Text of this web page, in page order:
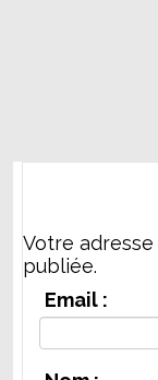
Votre
publiée.
Email :